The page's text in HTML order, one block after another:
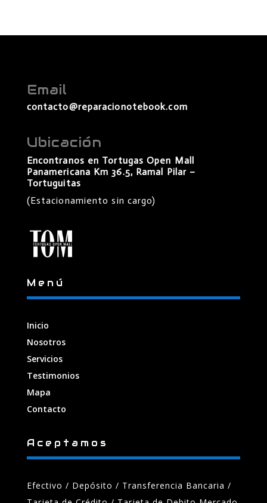
Email
contacto@reparacionotebook.com
Ubicación
Encontranos en Tortugas Open Mall
Panamericana Km 36.5, Ramal Pilar –
Tortuguitas
(Estacionamiento sin cargo)
Menú
Inicio
Nosotros
Servicios
Testimonios
Mapa
Contacto
Aceptamos
Efectivo / Depósito / Transferencia Bancaria /